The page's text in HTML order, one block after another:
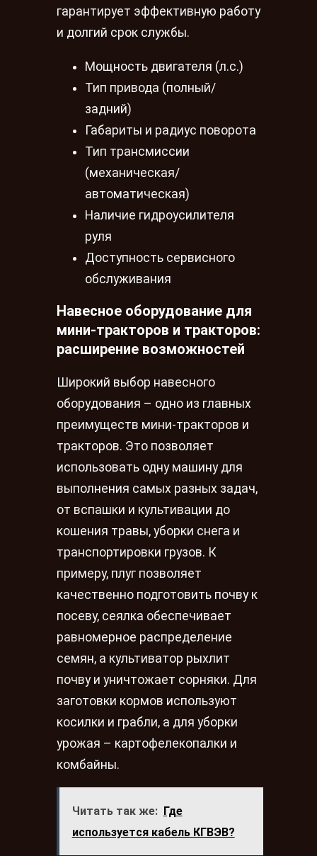
гарантирует эффективную работу
и долгий срок службы.
Мощность двигателя (л.с.)
Тип привода (полный/
задний)
Габариты и радиус поворота
Тип трансмиссии
(механическая/
автоматическая)
Наличие гидроусилителя
руля
Доступность сервисного
обслуживания
Навесное оборудование для
мини-тракторов и тракторов:
расширение возможностей
Широкий выбор навесного
оборудования – одно из главных
преимуществ мини-тракторов и
тракторов. Это позволяет
использовать одну машину для
выполнения самых разных задач,
от вспашки и культивации до
кошения травы, уборки снега и
транспортировки грузов. К
примеру, плуг позволяет
качественно подготовить почву к
посеву, сеялка обеспечивает
равномерное распределение
семян, а культиватор рыхлит
почву и уничтожает сорняки. Для
заготовки кормов используют
косилки и грабли, а для уборки
урожая – картофелекопалки и
комбайны.
Читать так же: Где
используется кабель КГВЭВ?